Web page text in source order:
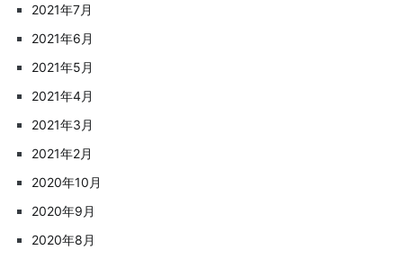
2021年7月
2021年6月
2021年5月
2021年4月
2021年3月
2021年2月
2020年10月
2020年9月
2020年8月